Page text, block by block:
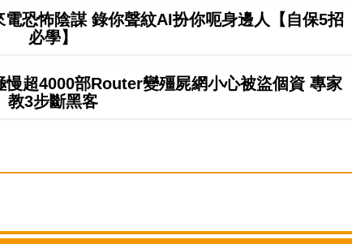
恐怖陰謀 錄你聲紋AI扮你呃身邊人【自保5招
必學】
超4000部Router變殭屍網小心被盜個資 專家
教3步斷黑客